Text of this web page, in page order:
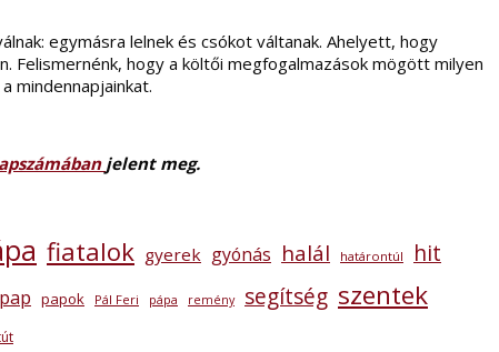
egymásra lelnek és csókot váltanak. Ahelyett, hogy
Felismernénk, hogy a költői megfogalmazások mögött milyen
mindennapjainkat.
jelent meg.
fiatalok gyerek gyónás halál határontúl hit
pap papok Pál Feri pápa remény segítség szentek